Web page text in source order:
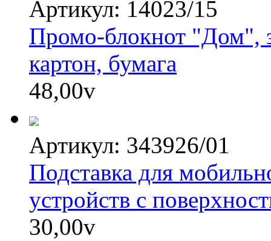
Артикул: 14023/15
Промо-блокнот "Дом",
картон, бумага
48,00v
Артикул: 343926/01
Подставка для
устройств с
30,00v